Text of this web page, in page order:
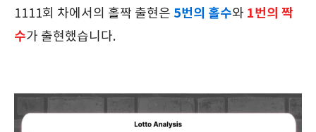
1111회 차에서의 홀짝 출현은 5번의 홀수와 1번의 짝
수가 출현했습니다.